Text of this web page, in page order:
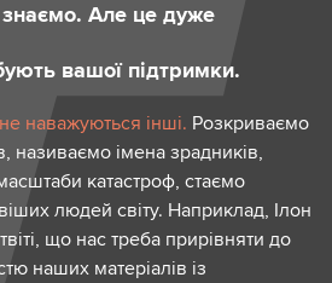
Але це дуже
вашої підтримки.
наважуються інші. Розкриваємо
називаємо імена зрадників,
катастроф, стаємо
людей світу. Наприклад, Ілон
що нас треба прирівняти до
наших матеріалів із